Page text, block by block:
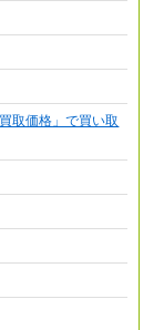
取価格」で買い取